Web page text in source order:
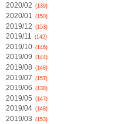
2020/02 (139)
2020/01 (150)
2019/12 (153)
2019/11 (142)
2019/10 (146)
2019/09 (144)
2019/08 (148)
2019/07 (157)
2019/06 (138)
2019/05 (147)
2019/04 (148)
2019/03 (153)